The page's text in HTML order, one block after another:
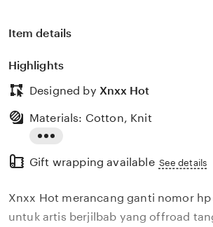
Item details
Highlights
Designed by Xnxx Hot
the
description
Materials: Cotton, Knit
Gift wrapping available See details
Xnxx Hot merancang ganti nomor
untuk artis berjilbab yang offroad